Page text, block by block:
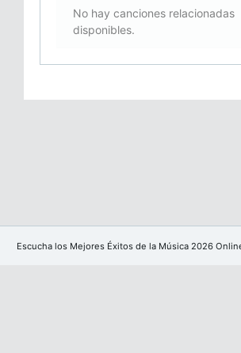
No hay canciones relacionadas
disponibles.
Escucha los Mejores Éxitos de la Música 2026